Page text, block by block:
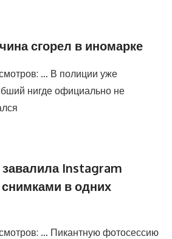
сгорел в иномарке
… В полиции уже
нигде официально не
Instagram
в одних
… Пикантную фотосессию